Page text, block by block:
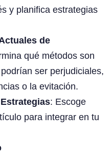
y planifica estrategias
de
qué métodos son
ser perjudiciales,
o la evitación.
: Escoge
para integrar en tu